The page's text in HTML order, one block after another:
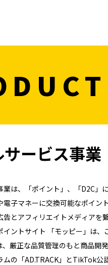
ービス事業
業は、「ポイント」、「D2C」
電子マネーに交換可能なポイン
告とアフィリエイトメディアを
計1,400万人以上の方にご利用いただいて
、厳正な品質管理のもと商品開
ムの「AD.TRACK」とTikTok